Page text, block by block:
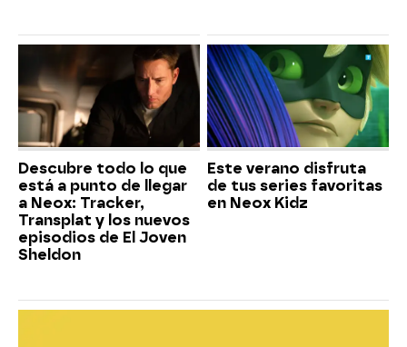
Descubre todo lo que
está a punto de llegar
a Neox: Tracker,
Transplat y los nuevos
episodios de El Joven
Sheldon
Este verano disfruta
de tus series favoritas
en Neox Kidz